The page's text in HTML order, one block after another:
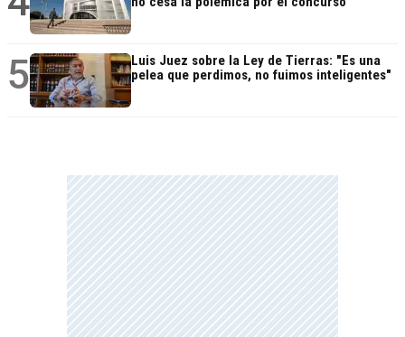
5
Luis Juez sobre la Ley de Tierras: "Es una
pelea que perdimos, no fuimos inteligentes"